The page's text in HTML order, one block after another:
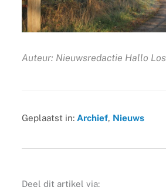
Auteur: Nieuwsredactie Hallo
Geplaatst in: Archief, Nieuws
Deel dit artikel via: